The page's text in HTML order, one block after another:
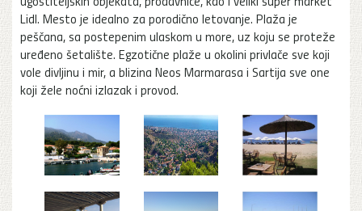
Lidl. Mesto je idealno za porodično letovanje. Plaža je
peščana, sa postepenim ulaskom u more, uz koju se proteže
uređeno šetalište. Egzotične plaže u okolini privlače sve koji
vole divljinu i mir, a blizina Neos Marmarasa i Sartija sve one
koji žele noćni izlazak i provod.